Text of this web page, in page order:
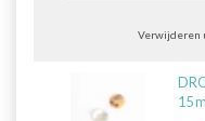
Verwijderen
15